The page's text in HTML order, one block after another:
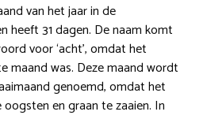
van het jaar in de
heeft 31 dagen. De naam komt
voor ‘acht’, omdat het
maand was. Deze maand wordt
genoemd, omdat het
en graan te zaaien. In